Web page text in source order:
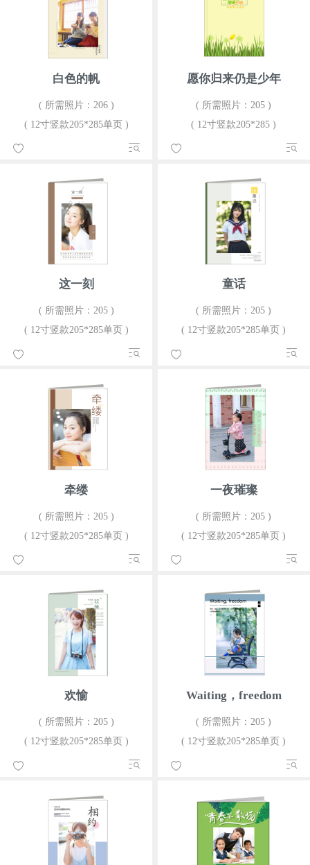
白色的帆
( 所需照片：206 )
( 12寸竖款205*285单页 )
愿你归来仍是少年
( 所需照片：205 )
( 12寸竖款205*285 )
这一刻
( 所需照片：205 )
( 12寸竖款205*285单页 )
童话
( 所需照片：205 )
( 12寸竖款205*285单页 )
牵缕
( 所需照片：205 )
( 12寸竖款205*285单页 )
一夜璀璨
( 所需照片：205 )
( 12寸竖款205*285单页 )
欢愉
( 所需照片：205 )
( 12寸竖款205*285单页 )
Waiting，freedom
( 所需照片：205 )
( 12寸竖款205*285单页 )